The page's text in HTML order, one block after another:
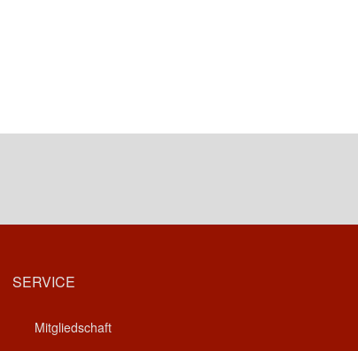
SERVICE
Mitgliedschaft